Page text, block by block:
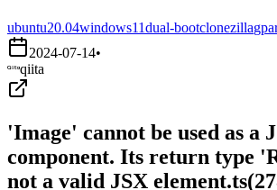
ubuntu20.04windows11dual-bootclonezilla
2024-07-14•
qiita
'Image' cannot be used as a
component. Its return type
not a valid JSX